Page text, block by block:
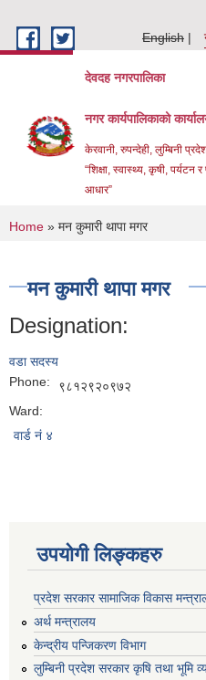
English
देवदह नगरपालिका
नगर कार्यपालिकाको
केरवानी, रुपन्देही, लुम्बिनी
“शिक्षा, स्वास्थ्य, कृषी, पर्यटन
आधार”
You are here
Home » मन कुमारी थापा मगर
मन कुमारी थापा मगर
Designation:
वडा सदस्य
Phone:
९८१२९२०९७२
Ward:
वार्ड नं ४
उपयोगी लिङ्कहरु
प्रदेश सरकार सामाजिक विकास
अर्थ मन्त्रालय
केन्द्रीय पन्जिकरण विभाग
लुम्बिनी प्रदेश सरकार कृषि तथा भूमि